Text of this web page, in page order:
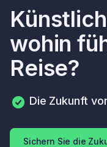
wohin
Reise?
Die Zukunft
Sichern Sie die